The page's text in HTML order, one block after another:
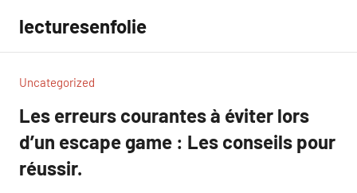
contenu
lecturesenfolie
Uncategorized
Les erreurs courantes à éviter lors
d’un escape game : Les conseils pour
réussir.